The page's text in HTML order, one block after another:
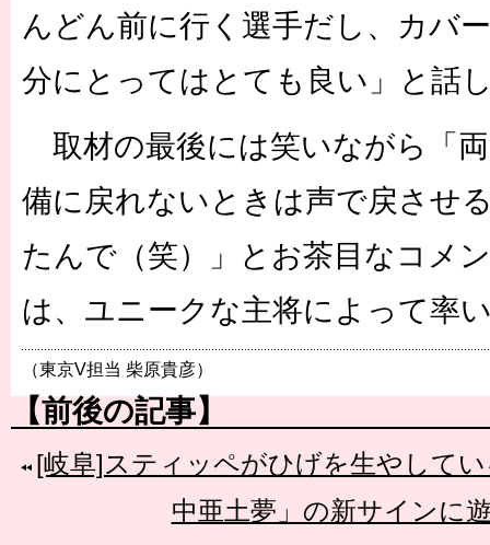
んどん前に行く選手だし、カバ
分にとってはとても良い」と話
取材の最後には笑いながら「
備に戻れないときは声で戻させ
たんで（笑）」とお茶目なコメ
は、ユニークな主将によって率
（東京V担当 柴原貴彦）
【前後の記事】
[岐阜]スティッペがひげを生やして
中亜土夢」の新サインに